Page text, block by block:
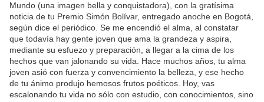
Mundo (una imagen bella y conquistadora), con la gratísima
noticia de tu Premio Simón Bolívar, entregado anoche en Bogotá,
según dice el periódico. Se me encendió el alma, al constatar
que todavía hay gente joven que ama la grandeza y aspira,
mediante su esfuezo y preparación, a llegar a la cima de los
hechos que van jalonando su vida. Hace muchos años, tu alma
joven asió con fuerza y convencimiento la belleza, y ese hecho
de tu ánimo produjo hemosos frutos poéticos. Hoy, vas
escalonando tu vida no sólo con estudio, con conocimientos, sino